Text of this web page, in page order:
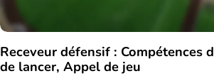
Receveur défensif : Compétences
de lancer, Appel de jeu